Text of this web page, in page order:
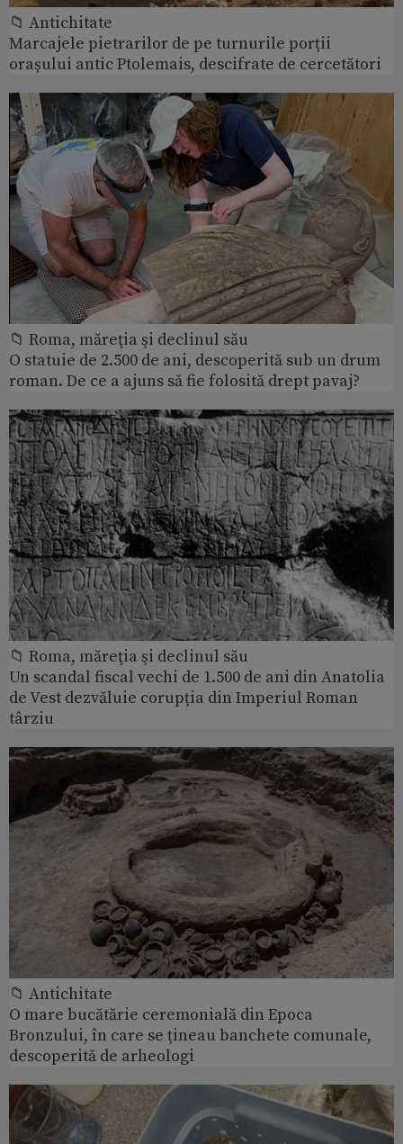
📁 Antichitate
Marcajele pietrarilor de pe turnurile porții
orașului antic Ptolemais, descifrate de cercetători
📁 Roma, măreţia şi declinul său
O statuie de 2.500 de ani, descoperită sub un drum
roman. De ce a ajuns să fie folosită drept pavaj?
📁 Roma, măreţia şi declinul său
Un scandal fiscal vechi de 1.500 de ani din Anatolia
de Vest dezvăluie corupția din Imperiul Roman
târziu
📁 Antichitate
O mare bucătărie ceremonială din Epoca
Bronzului, în care se țineau banchete comunale,
descoperită de arheologi